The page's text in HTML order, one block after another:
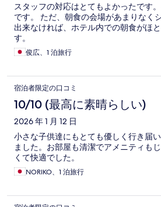
スタッフの対応はとてもよかったです
です。 ただ、朝食の会場があまりなく
出来なければ、ホテル内での朝食がほ
す。
俊広、1 泊旅行
宿泊者限定の口コミ
10/10 (最高に素晴らしい)
2026 年 1 月 12 日
小さな子供達にもとても優しく行き届
ました。お部屋も清潔でアメニティも
くて快適でした。
NORIKO、1 泊旅行